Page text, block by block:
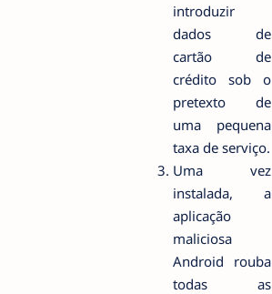
introduzir
dados de
cartão de
crédito sob o
pretexto de
uma pequena
taxa de serviço.
Uma vez
instalada, a
aplicação
maliciosa
Android rouba
todas as